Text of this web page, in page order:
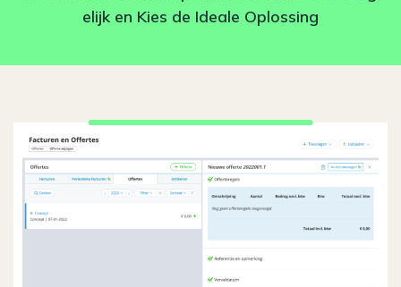
elijk en Kies de Ideale Oplossing